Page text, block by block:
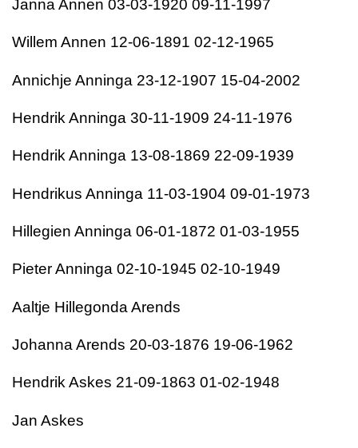
Janna Annen 03-03-1920 09-11-1997
Willem Annen 12-06-1891 02-12-1965
Annichje Anninga 23-12-1907 15-04-2002
Hendrik Anninga 30-11-1909 24-11-1976
Hendrik Anninga 13-08-1869 22-09-1939
Hendrikus Anninga 11-03-1904 09-01-1973
Hillegien Anninga 06-01-1872 01-03-1955
Pieter Anninga 02-10-1945 02-10-1949
Aaltje Hillegonda Arends
Johanna Arends 20-03-1876 19-06-1962
Hendrik Askes 21-09-1863 01-02-1948
Jan Askes